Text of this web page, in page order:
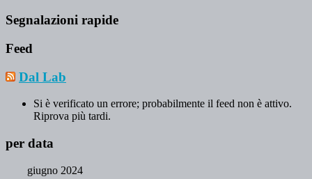
Segnalazioni rapide
Feed
Dal Lab
Si è verificato un errore; probabilmente il feed non è attivo.
Riprova più tardi.
per data
giugno 2024